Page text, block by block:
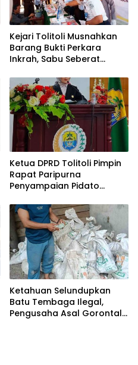
Kejari Tolitoli Musnahkan
Barang Bukti Perkara
Inkrah, Sabu Seberat
Dimusnahkan
Ketua DPRD Tolitoli Pimpin
Rapat Paripurna
Penyampaian Pidato
2025
Ketahuan Selundupkan
Batu Tembaga Ilegal,
Pengusaha Asal Gorontalo